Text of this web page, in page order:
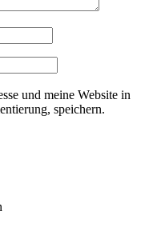
und meine Website in
speichern.